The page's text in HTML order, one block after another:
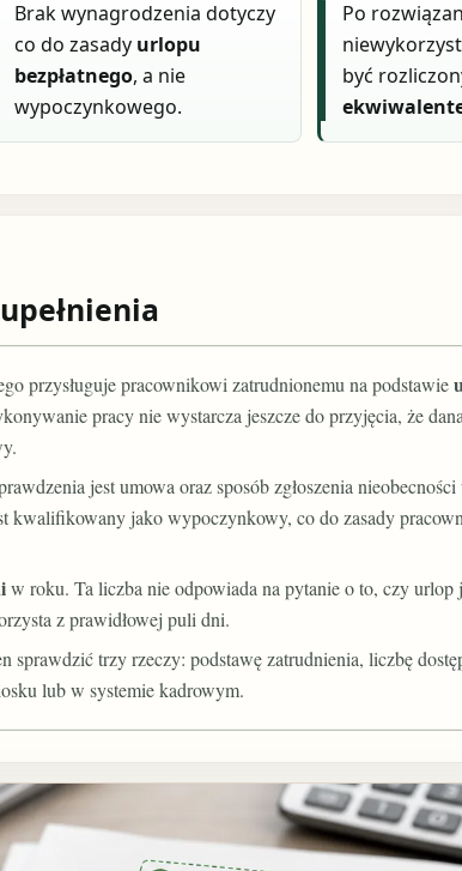
Brak wynagrodzenia dotyczy
co do zasady urlopu
bezpłatnego, a nie
wypoczynkowego.
Po
być
przysługuje pracownikowi zatrudnionemu na podstawie
pracy nie wystarcza jeszcze do przyjęcia, że
jest umowa oraz sposób zgłoszenia
kwalifikowany jako wypoczynkowy, co do zasady
w roku. Ta liczba nie odpowiada na pytanie o to, czy urlop
z prawidłowej puli dni.
sprawdzić trzy rzeczy: podstawę zatrudnienia, liczbę
lub w systemie kadrowym.